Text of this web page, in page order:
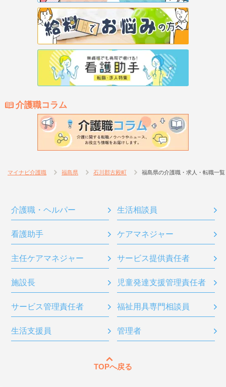
介護職コラム
マイナビ介護職 福島県 石川郡古殿町 福島県の介護職・求人・転職一覧
介護職・ヘルパー 生活相談員
看護助手 ケアマネジャー
主任ケアマネジャー サービス提供責任者
施設長 児童発達支援管理責任者
サービス管理責任者 福祉用具専門相談員
生活支援員 管理者
TOPへ戻る